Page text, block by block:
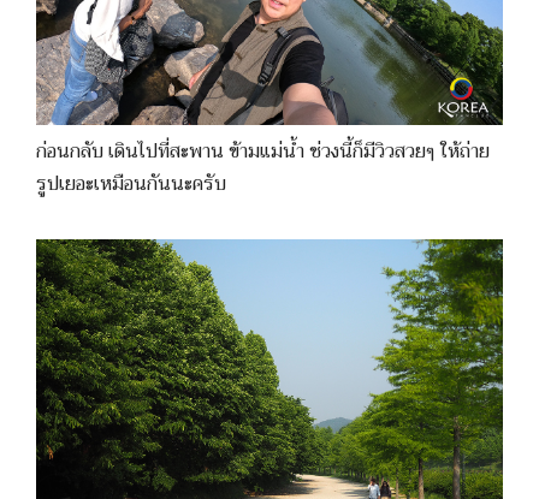
ก่อนกลับ เดินไปที่สะพาน ข้ามแม่น้ำ ช่วงนี้ก็มีวิวสวยๆ ให้ถ่าย
รูปเยอะเหมือนกันนะครับ